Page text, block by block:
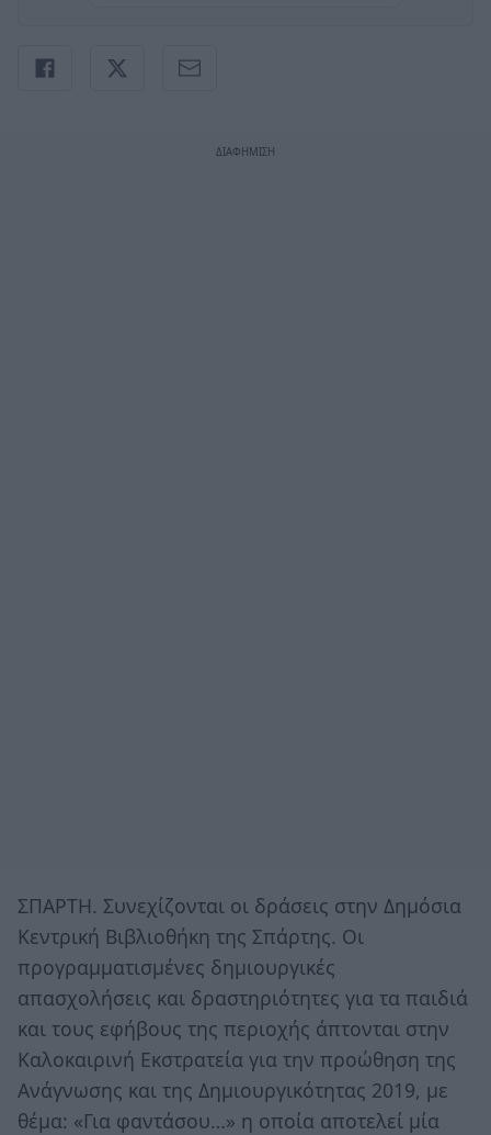
ΣΠΑΡΤΗ. Συνεχίζονται οι δράσεις στην Δημόσια
Κεντρική Βιβλιοθήκη της Σπάρτης. Οι
προγραμματισμένες δημιουργικές
απασχολήσεις και δραστηριότητες για τα παιδιά
και τους εφήβους της περιοχής άπτονται στην
Καλοκαιρινή Εκστρατεία για την προώθηση της
Ανάγνωσης και της Δημιουργικότητας 2019, με
θέμα: «Για φαντάσου…» η οποία αποτελεί μία